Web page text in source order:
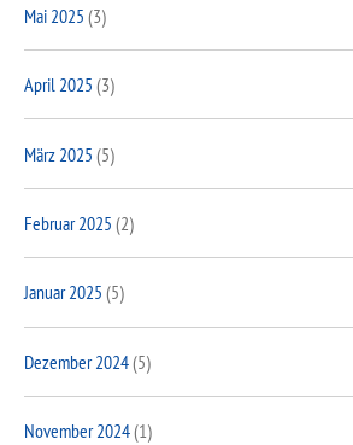
Mai 2025 (3)
April 2025 (3)
März 2025 (5)
Februar 2025 (2)
Januar 2025 (5)
Dezember 2024(5)
November 2024(1)